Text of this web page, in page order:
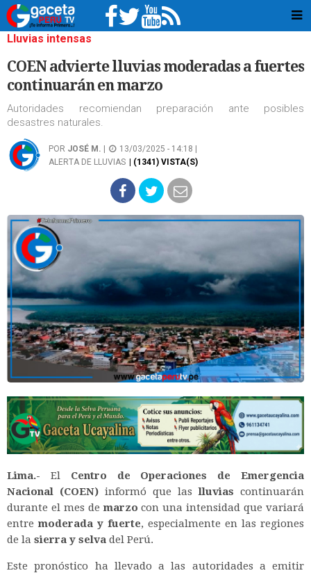
Lluvias intensas
COEN advierte lluvias moderadas a fuertes
continuarán en marzo
Autoridades recomiendan preparación ante posibles
desastres naturales.
POR JOSÉ M.
13/03/2025 - 14:18 |
ALERTA DE LLUVIAS
| (1341) VISTA(S)
Lima.- El Centro de Operaciones de Emergencia
Nacional (COEN) informó que laslluvias continuarán
durante el mes demarzo con una intensidad que variará
entremoderada y fuerte, especialmente en las regiones
de la sierra y selva del Perú.
Este pronóstico ha llevado a las autoridades a emitir